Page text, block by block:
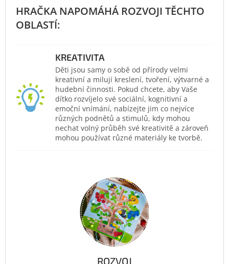
KREATIVITA
Děti jsou samy o sobě od přírody velmi
kreativní a milují kreslení, tvoření, výtvarné a
hudební činnosti. Pokud chcete, aby Vaše
dítko rozvíjelo své sociální, kognitivní a
emoční vnímání, nabízejte jim co nejvíce
různých podnětů a stimulů, kdy mohou
nechat volný průběh své kreativitě a zároveň
mohou používat různé materiály ke tvorbě.
ROZVOJ